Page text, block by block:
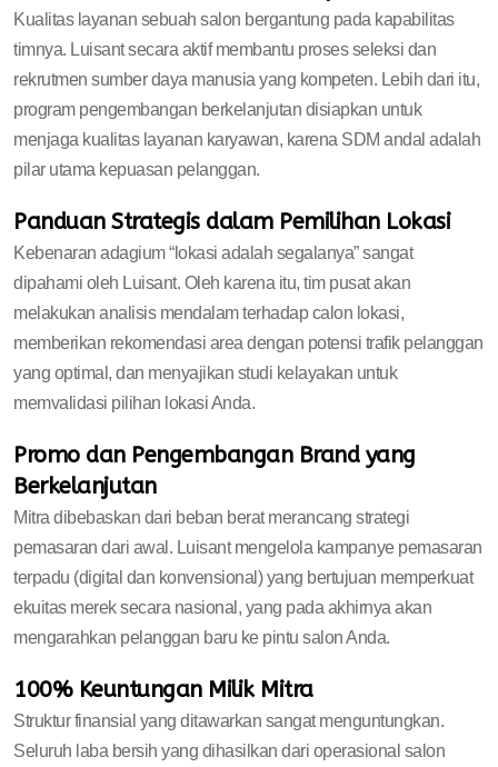
Kualitas layanan sebuah salon bergantung pada kapabilitas
timnya. Luisant secara aktif membantu proses seleksi dan
rekrutmen sumber daya manusia yang kompeten. Lebih dari itu,
program pengembangan berkelanjutan disiapkan untuk
menjaga kualitas layanan karyawan, karena SDM andal adalah
pilar utama kepuasan pelanggan.
Panduan Strategis dalam Pemilihan Lokasi
Kebenaran adagium “lokasi adalah segalanya” sangat
dipahami oleh Luisant. Oleh karena itu, tim pusat akan
melakukan analisis mendalam terhadap calon lokasi,
memberikan rekomendasi area dengan potensi trafik pelanggan
yang optimal, dan menyajikan studi kelayakan untuk
memvalidasi pilihan lokasi Anda.
Promo dan Pengembangan Brand yang
Berkelanjutan
Mitra dibebaskan dari beban berat merancang strategi
pemasaran dari awal. Luisant mengelola kampanye pemasaran
terpadu (digital dan konvensional) yang bertujuan memperkuat
ekuitas merek secara nasional, yang pada akhirnya akan
mengarahkan pelanggan baru ke pintu salon Anda.
100% Keuntungan Milik Mitra
Struktur finansial yang ditawarkan sangat menguntungkan.
Seluruh laba bersih yang dihasilkan dari operasional salon